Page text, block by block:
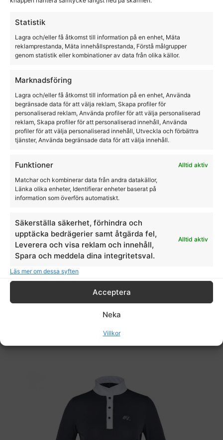
Statistik
Lagra och/eller få åtkomst till information på en enhet, Mäta
reklamprestanda, Mäta innehållsprestanda, Förstå målgrupper
genom statistik eller kombinationer av data från olika källor.
Marknadsföring
Lagra och/eller få åtkomst till information på en enhet, Använda
begränsade data för att välja reklam, Skapa profiler för
personaliserad reklam, Använda profiler för att välja personaliserad
reklam, Skapa profiler för att personaliserad innehåll, Använda
profiler för att välja personaliserad innehåll, Utveckla och förbättra
tjänster, Använda begränsade data för att välja innehåll.
Funktioner
Alltid aktiv
Matchar och kombinerar data från andra datakällor,
Länka olika enheter, Identifierar enheter baserat på
information som överförs automatiskt.
Säkerställa säkerhet, förhindra och
upptäcka bedrägerier samt åtgärda fel,
Leverera och visa reklam och innehåll,
Spara och meddela dina integritetsval.
Alltid aktiv
Läs mer om dessa syften
Acceptera
Neka
Villkor
HorseLife
Kortärmad tävlingstop dam KLbridget Ladies
Show Shirt
Kingsland
899,00